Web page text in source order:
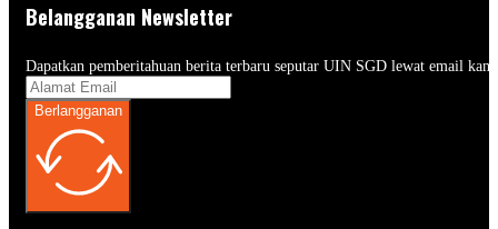
Belangganan Newsletter
Dapatkan pemberitahuan berita terbaru seputar UIN SGD lewat email
Berlangganan